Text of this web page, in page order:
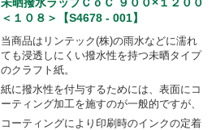
＜１０８＞【S4678 - 001】
当商品はリンテック(株)の雨水などに濡れ
ても浸透しにくい撥水性を持つ未晒タイプ
のクラフト紙。
紙に撥水性を付与するためには、表面にコ
ーティング加工を施すのが一般的ですが、
コーティングにより印刷時のインクの定着